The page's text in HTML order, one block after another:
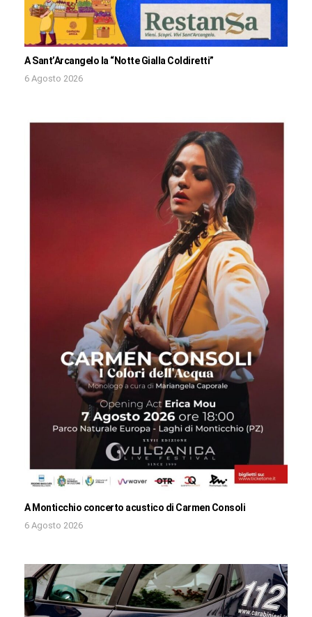
A Sant’Arcangelo la “Notte Gialla Coldiretti”
6 Agosto 2026
A Monticchio concerto acustico di Carmen Consoli
6 Agosto 2026